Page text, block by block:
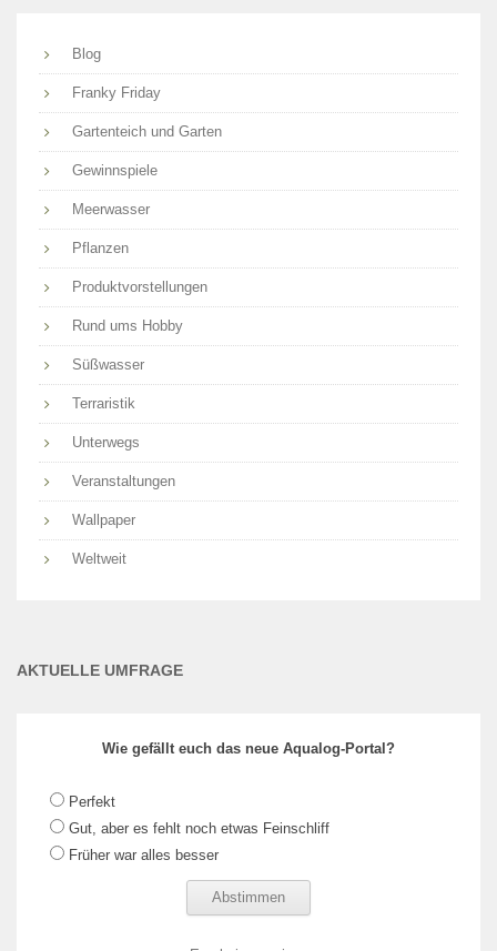
Blog
Franky Friday
Gartenteich und Garten
Gewinnspiele
Meerwasser
Pflanzen
Produktvorstellungen
Rund ums Hobby
Süßwasser
Terraristik
Unterwegs
Veranstaltungen
Wallpaper
Weltweit
AKTUELLE UMFRAGE
Wie gefällt euch das neue Aqualog-Portal?
Perfekt
Gut, aber es fehlt noch etwas Feinschliff
Früher war alles besser